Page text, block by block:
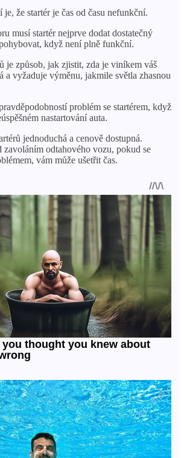
je, že startér je čas od času nefunkční.
musí startér nejprve dodat dostatečný
když není plně funkční.
je způsob, jak zjistit, zda je viníkem váš
a vyžaduje výměnu, jakmile světla zhasnou
problém se startérem, když
nastartování auta.
jednoduchá a cenově dostupná.
zavoláním odtahového vozu, pokud se
vám může ušetřit čas.